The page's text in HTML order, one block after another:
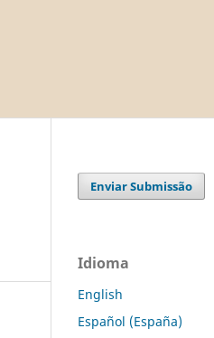
Enviar Submissão
Idioma
English
Español (España)